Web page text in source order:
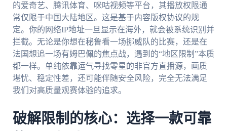
的爱奇艺、腾讯体育、咪咕视频等平台，其播放权限通
常仅限于中国大陆地区。这是基于内容版权协议的规
定。你的网络IP地址一旦显示在海外，就会被系统识别并
拦截。无论是你想在秘鲁看一场挪威队的比赛，还是在
法国想追一场有姆巴佩的焦点战，遇到的“地区限制”本质
都一样。单纯依靠运气寻找零星的非官方直播源，画质
堪忧、稳定性差，还可能伴随安全风险，完全无法满足
我们对高质量观赛体验的追求。
破解限制的核心：选择一款可靠